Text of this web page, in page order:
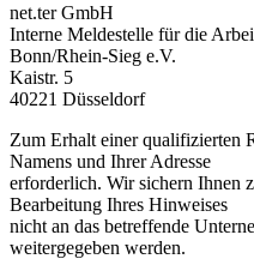
net.ter GmbH
Interne Meldestelle für die
Bonn/Rhein-Sieg e.V.
Kaistr. 5
40221 Düsseldorf
Zum Erhalt einer qualifizierten
Namens und Ihrer Adresse
erforderlich. Wir sichern Ihnen
Bearbeitung Ihres Hinweises
nicht an das betreffende
weitergegeben werden.